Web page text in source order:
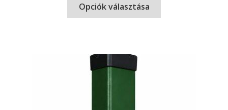
Opciók választása